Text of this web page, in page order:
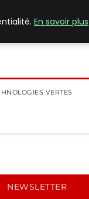
VERTES
NEWSLETTER
En savoir plus